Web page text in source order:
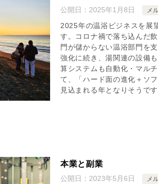
公開日： 2025年1月8日 メ
2025年の温浴ビジネスを展
す。コロナ禍で落ち込んだ
門が儲からない温浴部門を
強化に続き、湯関連の設備
算システムも自動化・マル
て、「ハード面の進化＋ソ
見込まれる年となりそうです
本業と副業
公開日： 2023年5月6日 メ